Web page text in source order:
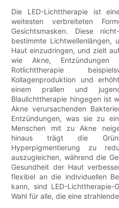
Die LED-Lichttherapie ist
weitesten verbreiteten
Gesichtsmasken. Diese
bestimmte
Haut einzudringen, und zielt
wie Akne,
Rotlichttherapie
Kollagenproduktion und
einem prallen und
Blaulichttherapie hingegen ist
Akne verursachenden
Entzündungen, was sie zu
Menschen mit zu Akne
hinaus trägt die
Hyperpigmentierung zu
auszugleichen, während die
Gesundheit der Haut
flexibel an die individuellen
kann, sind LED-Lichttherapie-
Wahl für alle, die eine